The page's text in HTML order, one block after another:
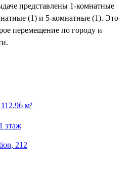
представлены 1-комнатные
(1) и 5-комнатные (1). Это
перемещение по городу и
м²
этаж
212